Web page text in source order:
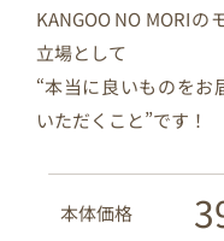
KANGOO NO MORI
立場として
“本当に良いものをお
いただくこと”です！
本体価格